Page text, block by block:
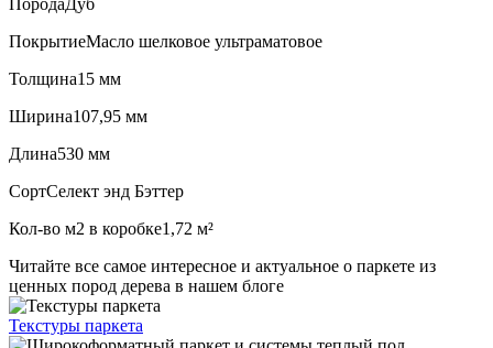
ПокрытиеМасло шелковое ультраматовое
Толщина15 мм
Ширина107,95 мм
Длина530 мм
СортСелект энд Бэттер
Кол-во м2 в коробке1,72 м²
Читайте все самое интересное и актуальное о паркете из
ценных пород дерева в нашем блоге
Текстуры паркета